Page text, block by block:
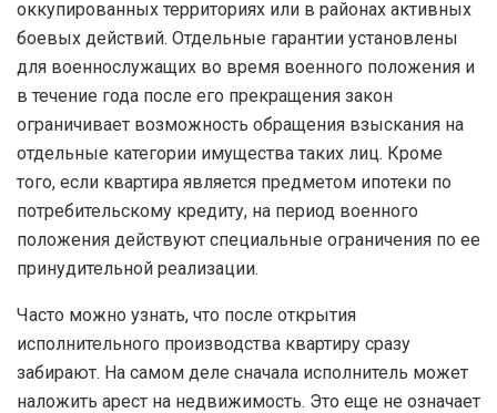
оккупированных территориях или в районах активных
боевых действий. Отдельные гарантии установлены
для военнослужащих во время военного положения и
в течение года после его прекращения закон
ограничивает возможность обращения взыскания на
отдельные категории имущества таких лиц. Кроме
того, если квартира является предметом ипотеки по
потребительскому кредиту, на период военного
положения действуют специальные ограничения по ее
принудительной реализации.
Часто можно узнать, что после открытия
исполнительного производства квартиру сразу
забирают. На самом деле сначала исполнитель может
наложить арест на недвижимость. Это еще не означает